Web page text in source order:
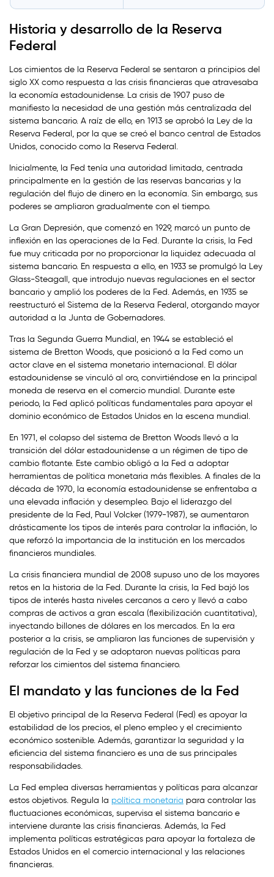
Historia y desarrollo de la Reserva
Federal
Los cimientos de la Reserva Federal se sentaron a principios del
siglo XX como respuesta a las crisis financieras que atravesaba
la economía estadounidense. La crisis de 1907 puso de
manifiesto la necesidad de una gestión más centralizada del
sistema bancario. A raíz de ello, en 1913 se aprobó la Ley de la
Reserva Federal, por la que se creó el banco central de Estados
Unidos, conocido como la Reserva Federal.
Inicialmente, la Fed tenía una autoridad limitada, centrada
principalmente en la gestión de las reservas bancarias y la
regulación del flujo de dinero en la economía. Sin embargo, sus
poderes se ampliaron gradualmente con el tiempo.
La Gran Depresión, que comenzó en 1929, marcó un punto de
inflexión en las operaciones de la Fed. Durante la crisis, la Fed
fue muy criticada por no proporcionar la liquidez adecuada al
sistema bancario. En respuesta a ello, en 1933 se promulgó la Ley
Glass-Steagall, que introdujo nuevas regulaciones en el sector
bancario y amplió los poderes de la Fed. Además, en 1935 se
reestructuró el Sistema de la Reserva Federal, otorgando mayor
autoridad a la Junta de Gobernadores.
Tras la Segunda Guerra Mundial, en 1944 se estableció el
sistema de Bretton Woods, que posicionó a la Fed como un
actor clave en el sistema monetario internacional. El dólar
estadounidense se vinculó al oro, convirtiéndose en la principal
moneda de reserva en el comercio mundial. Durante este
periodo, la Fed aplicó políticas fundamentales para apoyar el
dominio económico de Estados Unidos en la escena mundial.
En 1971, el colapso del sistema de Bretton Woods llevó a la
transición del dólar estadounidense a un régimen de tipo de
cambio flotante. Este cambio obligó a la Fed a adoptar
herramientas de política monetaria más flexibles. A finales de la
década de 1970, la economía estadounidense se enfrentaba a
una elevada inflación y desempleo. Bajo el liderazgo del
presidente de la Fed, Paul Volcker (1979-1987), se aumentaron
drásticamente los tipos de interés para controlar la inflación, lo
que reforzó la importancia de la institución en los mercados
financieros mundiales.
La crisis financiera mundial de 2008 supuso uno de los mayores
retos en la historia de la Fed. Durante la crisis, la Fed bajó los
tipos de interés hasta niveles cercanos a cero y llevó a cabo
compras de activos a gran escala (flexibilización cuantitativa),
inyectando billones de dólares en los mercados. En la era
posterior a la crisis, se ampliaron las funciones de supervisión y
regulación de la Fed y se adoptaron nuevas políticas para
reforzar los cimientos del sistema financiero.
El mandato y las funciones de la Fed
El objetivo principal de la Reserva Federal (Fed) es apoyar la
estabilidad de los precios, el pleno empleo y el crecimiento
económico sostenible. Además, garantizar la seguridad y la
eficiencia del sistema financiero es una de sus principales
responsabilidades.
La Fed emplea diversas herramientas y políticas para alcanzar
estos objetivos. Regula la política monetaria para controlar las
fluctuaciones económicas, supervisa el sistema bancario e
interviene durante las crisis financieras. Además, la Fed
implementa políticas estratégicas para apoyar la fortaleza de
Estados Unidos en el comercio internacional y las relaciones
financieras.